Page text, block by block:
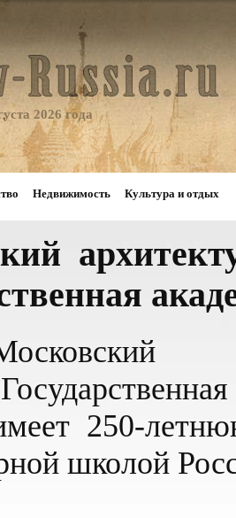
2026 года
Недвижимость Культура и отдых
250-
школой